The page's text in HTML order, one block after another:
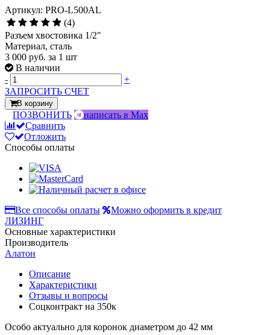
Артикул: PRO-L500AL
(4)
Разъем хвостовика 1/2"
Материал, сталь
3 000 руб. за 1 шт
В наличии
-
+
ЗАПРОСИТЬ СЧЕТ
В корзину
ПОЗВОНИТЬ
написать в Max
Сравнить
Отложить
Способы оплаты
Все способы оплаты
Можно оформить в кредит
ЛИЗИНГ
Основные характеристики
Производитель
Алатон
Описание
Характеристики
Отзывы и вопросы
Соцконтракт на 350к
Особо актуально для коронок диаметром до 42 мм